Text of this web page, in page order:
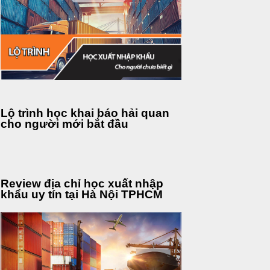
Lộ trình học khai báo hải quan
cho người mới bắt đầu
Review địa chỉ học xuất nhập
khẩu uy tín tại Hà Nội TPHCM